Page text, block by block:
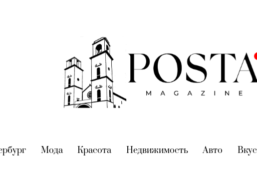
(current)
Мода(current)
Красота (current)
Недвижимость(current)
Авто (current)
Вкус